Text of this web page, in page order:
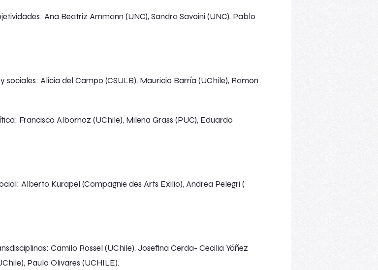
Ana Beatriz Ammann (UNC), Sandra Savoini (UNC), Pablo
sociales: Alicia del Campo (CSULB), Mauricio Barría (UChile), Ramon
Francisco Albornoz (UChile), Milena Grass (PUC), Eduardo
Alberto Kurapel (Compagnie des Arts Exilio), Andrea Pelegri (
Camilo Rossel (UChile), Josefina Cerda- Cecilia Yáñez
Paulo Olivares (UCHILE).